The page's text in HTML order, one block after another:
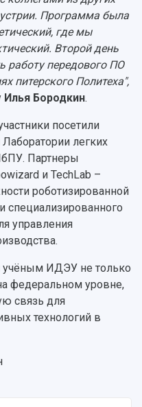
Программа была
где мы
Второй день
работу передового ПО
питерского Политеха",
Илья Бородкин.
посетили
легких
Партнеры
и TechLab –
роботизированной
специализированного
управления
ИДЭУ не только
федеральном уровне,
связь для
технологий в